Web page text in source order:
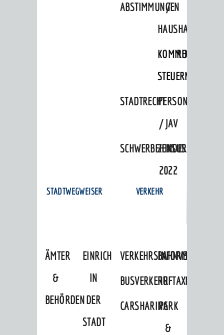
ABSTIMMUNGEN
/
HAUSHALT
KOMMUNALE
STEUERN
STADTRECHTPERSONALRAT
/ JAV
ZENSUS
2022
STADTWEGWEISER
ÄMTER
&
BEHÖRDEN
EINRICHTUNGEN
IN
DER
STADT
VERKEHR
VERKEHRSINFORMATIONEN
BAHNVERKEHR
BUSVERKEHRRUFTAXI
CARSHARINGPARK
&